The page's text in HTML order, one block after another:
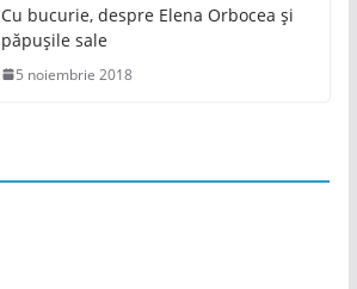
Cu bucurie, despre Elena Orbocea și
păpușile sale
5 noiembrie 2018